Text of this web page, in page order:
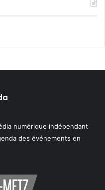
numérique indépendant
des événements en